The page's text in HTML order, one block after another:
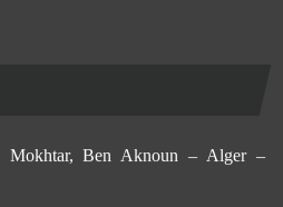
Mokhtar, Ben Aknoun – Alger –